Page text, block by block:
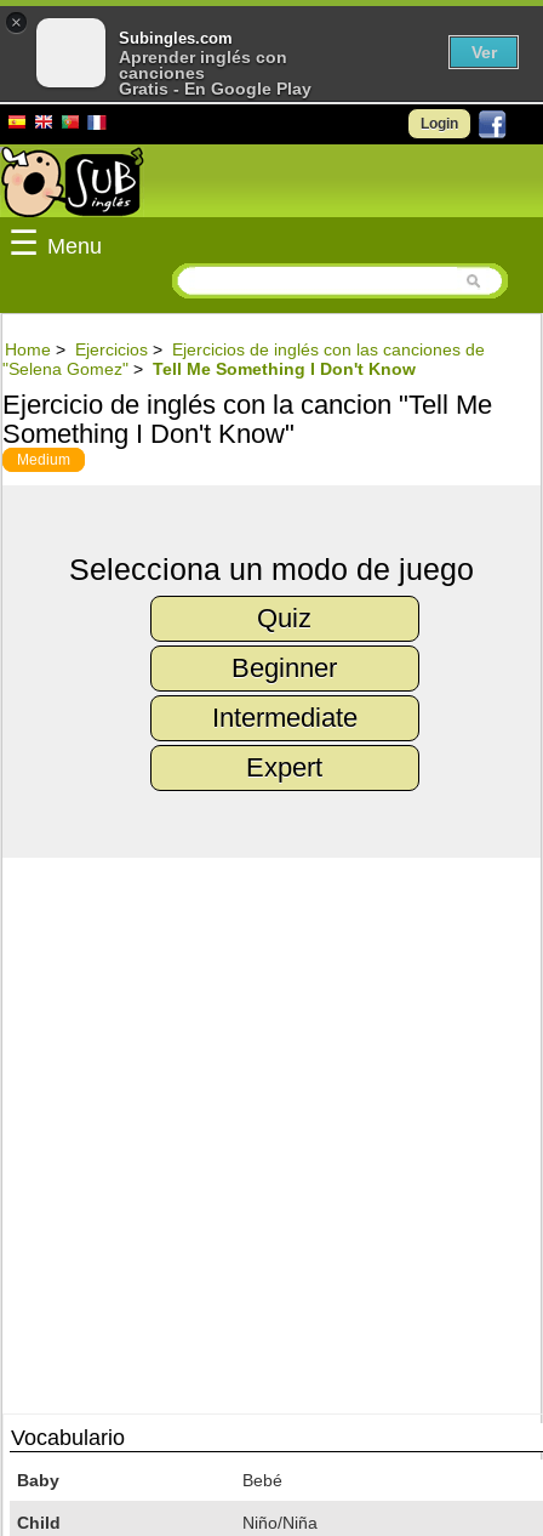
Login
☰ Menu
Home > Ejercicios > Ejercicios de inglés con las canciones de
"Selena Gomez" > Tell Me Something I Don't Know
Ejercicio de inglés con la cancion "Tell Me
Something I Don't Know"
Medium
Selecciona un modo de juego
Quiz
Beginner
Intermediate
Expert
Vocabulario
Baby Bebé
Child Niño/Niña
×
Subingles.com
Aprender inglés con
canciones
Gratis - En Google Play
Ver